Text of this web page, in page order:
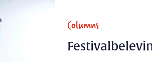
Columns